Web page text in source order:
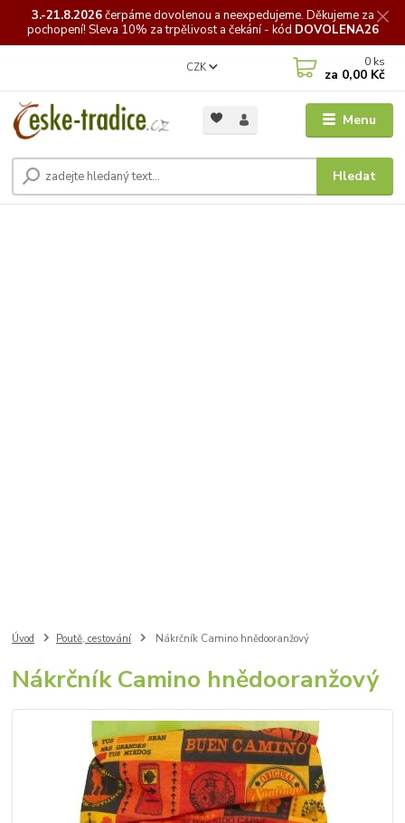
3.-21.8.2026čerpámedovolenou a neexpedujeme. Děkujeme za
pochopení! Sleva 10% za trpělivost a čekání - kód DOVOLENA26
Menu
CZK
Hledat
0 ks
za 0,00 Kč
Úvod Poutě, cestování Nákrčník Camino hnědooranžový
Nákrčník Camino hnědooranžový